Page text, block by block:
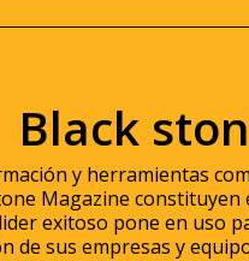
Black
y herramientas
Magazine
exitoso pone en uso
de sus empresas y